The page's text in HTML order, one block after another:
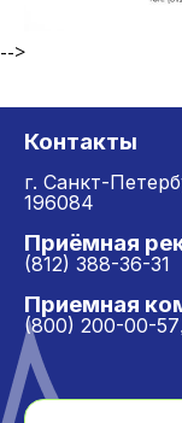
-->
Контакты
г. Санкт-
196084
Приёмная
(812) 388-36-31
Приемная
(800) 200-00-57,